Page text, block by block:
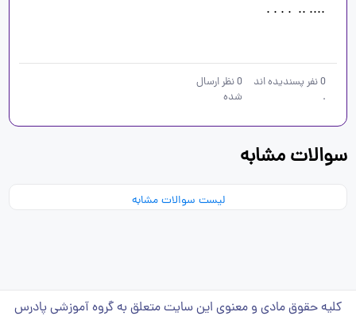
0نفر پسندیده اند
.
0نظر ارسال
شده
سوالات مشابه
لیست سوالات مشابه
کلیه حقوق مادی و معنوی این سایت متعلق به گروه آموزشی پادرس